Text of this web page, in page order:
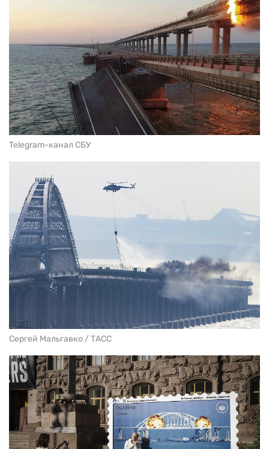
Telegram-канал СБУ
Сергей Мальгавко / ТАСС